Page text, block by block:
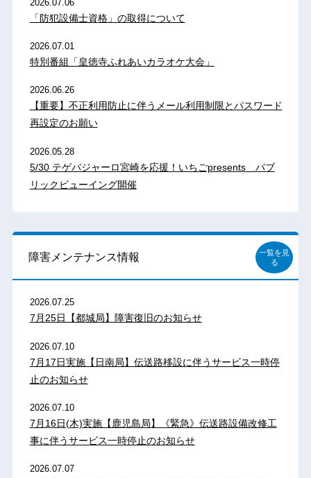
2026.07.06
「防犯設備士資格」の取得について
2026.07.01
特別番組「皇徳寺ふれあいカラオケ大会」
2026.06.26
【重要】不正利用防止に伴うメール利用制限とパスワード
再設定のお願い
2026.05.28
5/30 テゲバジャーロ宮崎を応援！いちごpresents パブ
リックビューイング開催
障害メンテナンス情報
一覧を見
る
2026.07.25
7月25日【都城局】障害復旧のお知らせ
2026.07.10
7月17日実施【日南局】伝送路移設に伴うサービス一時停
止のお知らせ
2026.07.10
7月16日(木)実施【鹿児島局】《緊急》伝送路設備改修工
事に伴うサービス一時停止のお知らせ
2026.07.07